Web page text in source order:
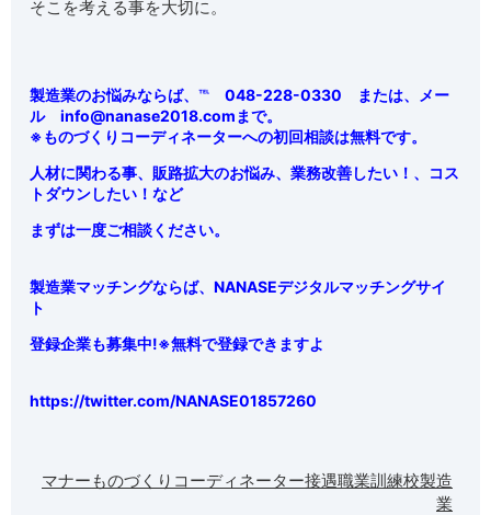
そこを考える事を大切に。
製造業のお悩みならば、℡ 048-228-0330 または、
メー
ルinfo@nanase2018.comまで。
※ものづくりコーディネーターへの初回相談は無料です。
人材に関わる事、販路拡大のお悩み、業務改善したい！、コス
トダウンしたい！など
まずは一度ご相談ください。
製造業マッチングならば、NANASEデジタルマッチングサイ
ト
登録企業も募集中!※無料で登録できますよ
https://twitter.com/NANASE01857260
マナー ものづくりコーディネーター接遇職業訓練校製造
業